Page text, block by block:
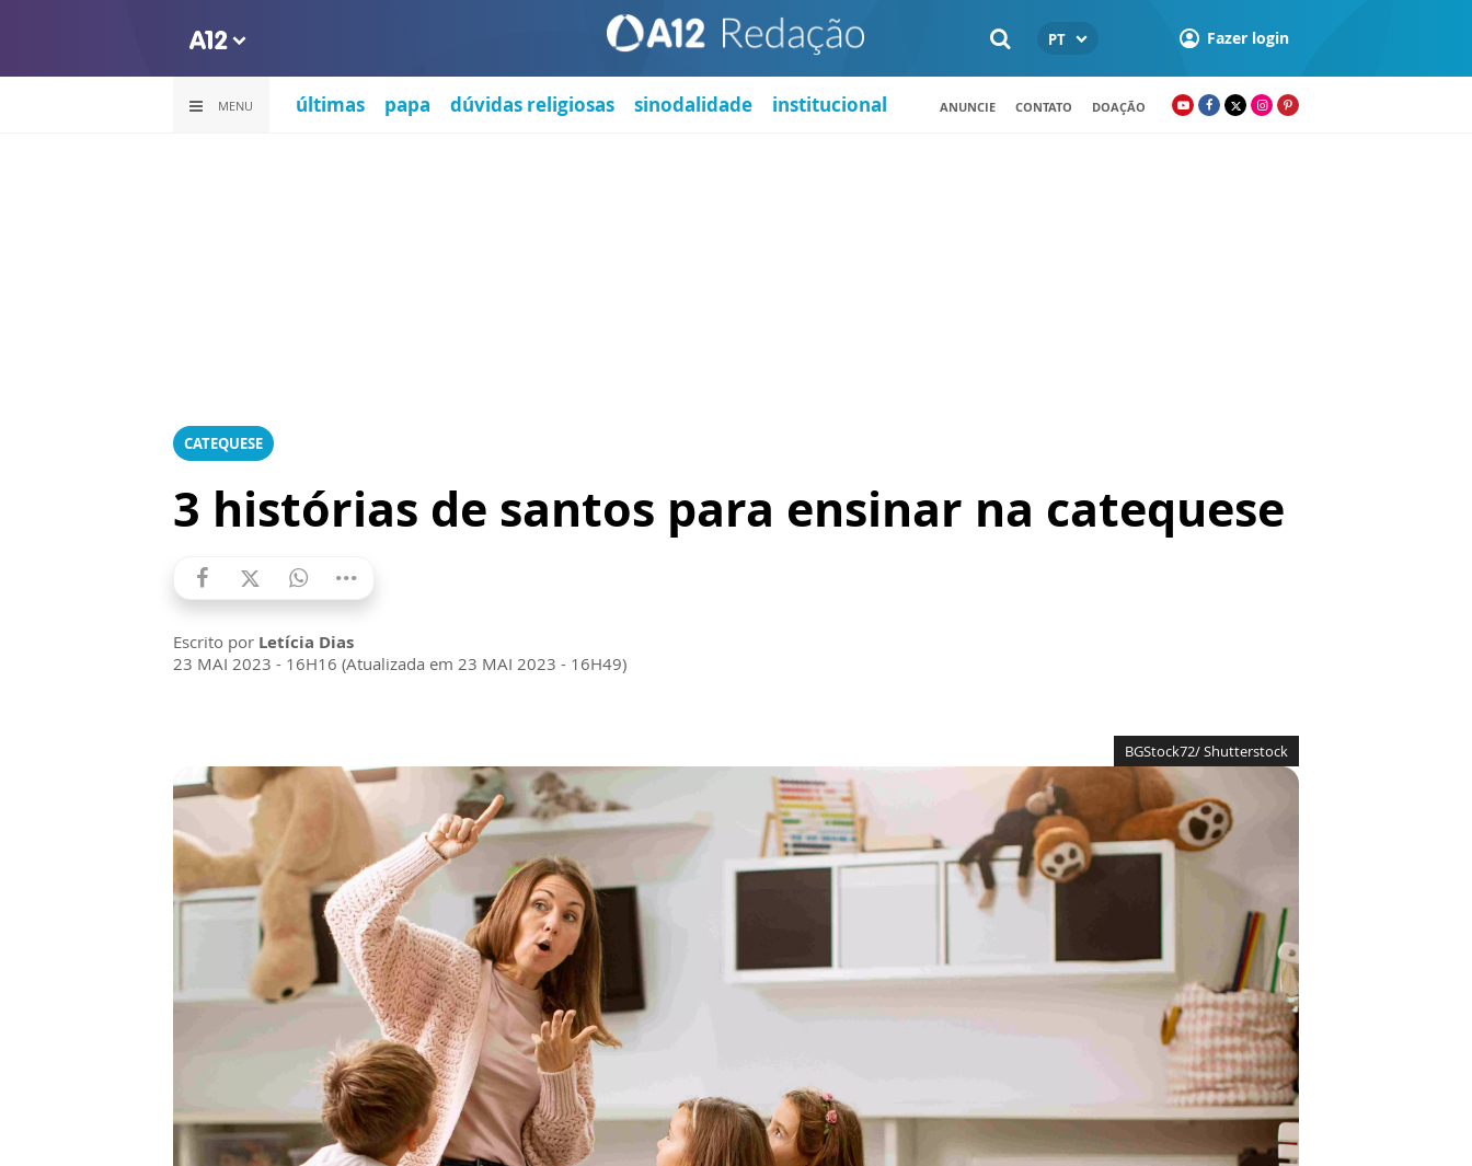
PT Fazer login
MENU últimas papa dúvidas religiosas sinodalidade institucional ANUNCIE CONTATO DOAÇÃO
CATEQUESE
3 histórias de santos para ensinar na catequese
Escrito por Letícia Dias
23 MAI 2023 - 16H16 (Atualizada em 23 MAI 2023 - 16H49)
BGStock72/ Shutterstock